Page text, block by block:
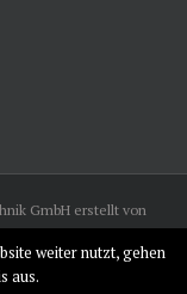
GmbH erstellt von
Service Alfeld|
weiter nutzt, gehen
aus.